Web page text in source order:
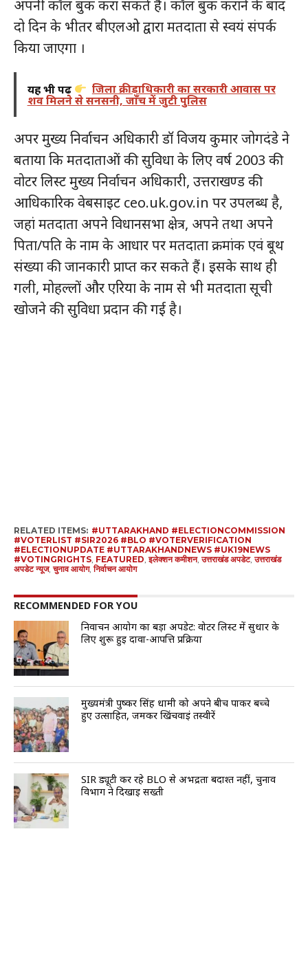
अपनी कॉल बुक करा सकते हैं। कॉल बुक कराने के बाद
दो दिन के भीतर बीएलओ द्वारा मतदाता से स्वयं संपर्क
किया जाएगा ।
यह भी पढ़ें जिला क्रीड़ाधिकारी का सरकारी आवास पर
शव मिलने से सनसनी, जाँच में जुटी पुलिस
अपर मुख्य निर्वाचन अधिकारी डॉ विजय कुमार जोगदंडे ने
बताया कि मतदाताओं की सुविधा के लिए वर्ष 2003 की
वोटर लिस्ट मुख्य निर्वाचन अधिकारी, उत्तराखण्ड की
आधिकारिक वेबसाइट ceo.uk.gov.in पर उपलब्ध है,
जहां मतदाता अपने विधानसभा क्षेत्र, अपने तथा अपने
पिता/पति के नाम के आधार पर मतदाता क्रमांक एवं बूथ
संख्या की जानकारी प्राप्त कर सकते हैं। इसके साथ ही
गली, मोहल्लों और एरिया के नाम से भी मतदाता सूची
खोजने की सुविधा प्रदान की गई है।
RELATED ITEMS: #UTTARAKHAND #ELECTIONCOMMISSION
#VOTERLIST #SIR2026 #BLO #VOTERVERIFICATION
#ELECTIONUPDATE #UTTARAKHANDNEWS #UK19NEWS
#VOTINGRIGHTS, FEATURED ,इलेक्शन कमीशन,उत्तराखंड अपडेट,उत्तराखंड
अपडेट न्यूज,चुनाव आयोग,निर्वाचन आयोग
RECOMMENDED FOR YOU
निर्वाचन आयोग का बड़ा अपडेट: वोटर लिस्ट में सुधार के
लिए शुरू हुई दावा-आपत्ति प्रक्रिया
मुख्यमंत्री पुष्कर सिंह धामी को अपने बीच पाकर बच्चे
हुए उत्साहित, जमकर खिंचवाईं तस्वीरें
SIR ड्यूटी कर रहे BLO से अभद्रता बर्दाश्त नहीं, चुनाव
विभाग ने दिखाई सख्ती